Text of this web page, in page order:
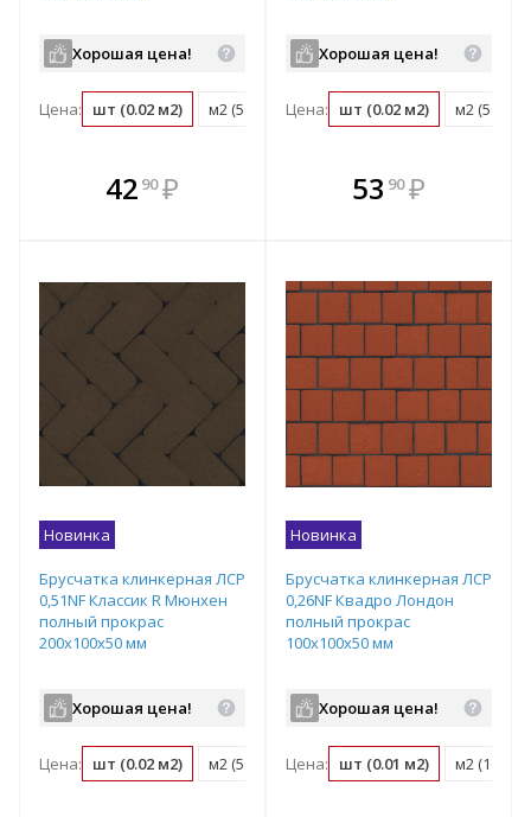
Хорошая цена!
Цена: шт (0.02 м2) м2 (50 шт) поддон (540 шт)
42 90 ₽
В комплекте
всегда выгоднее!
Хорошая цена!
Цена: шт (0.02 м2) м2 (50 шт)
В комплекте
всегда выгоднее!
53 90 ₽
Новинка
Брусчатка клинкерная ЛСР
0,51NF Классик R Мюнхен
полный прокрас
200х100х50 мм
Хорошая цена!
Цена: шт (0.02 м2) м2 (50 шт) поддон (540 шт)
Новинка
Брусчатка клинкерная ЛСР
0,26NF Квадро Лондон
полный прокрас
100х100х50 мм
Хорошая цена!
Цена: шт (0.01 м2) м2 (100